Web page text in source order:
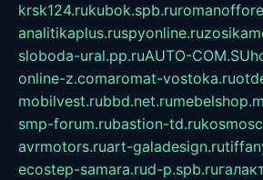
krsk124.rukubok.spb.ru
analitikaplus.ruspyonline.ru
sloboda-ural.pp.ruAUTO-COM.SU
online-z.comaromat-vostoka.ru
mobilvest.rubbd.net.ru
smp-forum.rubastion-td.ru
avrmotors.ruart-galadesign.ru
ecostep-samara.rud-p.spb.ru